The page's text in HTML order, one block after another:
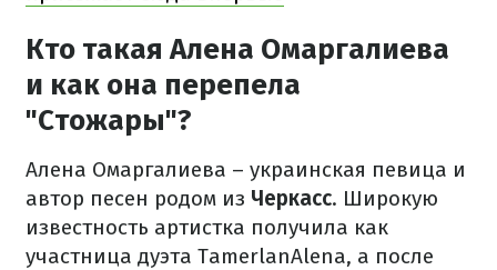
Кто такая Алена Омаргалиева
и как она перепела
"Стожары"?
Алена Омаргалиева – украинская певица и
автор песен родом из Черкасс. Широкую
известность артистка получила как
участница дуэта TamerlanAlena, а после